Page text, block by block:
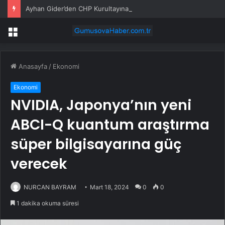
Ayhan Gider’den CHP Kurultayına Tepki
Menü
Anasayfa / Ekonomi
Ekonomi
NVIDIA, Japonya’nın yeni
ABCI-Q kuantum araştırma
süper bilgisayarına güç
verecek
NURCAN BAYRAM Mart 18, 2024 0 0
1 dakika okuma süresi